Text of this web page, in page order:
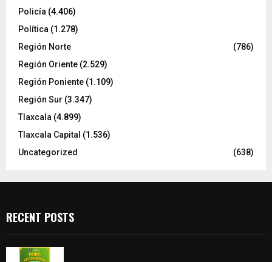
Policía (4.406)
Política (1.278)
Región Norte
(786)
Región Oriente (2.529)
Región Poniente (1.109)
Región Sur (3.347)
Tlaxcala (4.899)
Tlaxcala Capital (1.536)
Uncategorized
(638)
RECENT POSTS